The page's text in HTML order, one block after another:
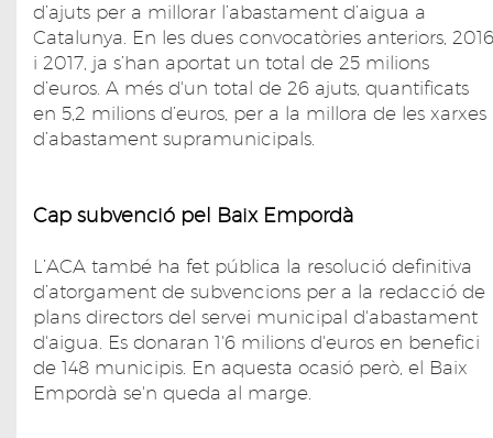
d’ajuts per a millorar l’abastament d’aigua a
Catalunya. En les dues convocatòries anteriors, 2016
i 2017, ja s’han aportat un total de 25 milions
d’euros. A més d'un total de 26 ajuts, quantificats
en 5,2 milions d’euros, per a la millora de les xarxes
d’abastament supramunicipals.
Cap subvenció pel Baix Empordà
L’ACA també ha fet pública la resolució definitiva
d’atorgament de subvencions per a la redacció de
plans directors del servei municipal d'abastament
d'aigua. Es donaran 1'6 milions d'euros en benefici
de 148 municipis. En aquesta ocasió però, el Baix
Empordà se'n queda al marge.